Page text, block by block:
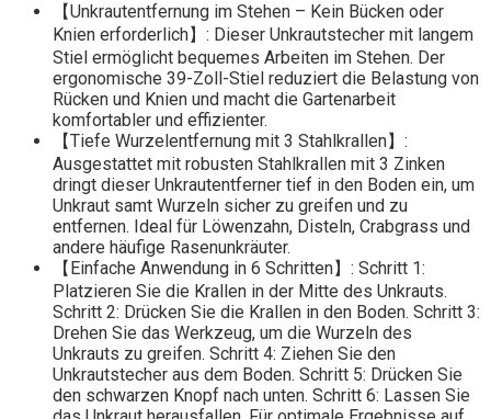
【Unkrautentfernung im Stehen – Kein Bücken oder
Knien erforderlich】: Dieser Unkrautstecher mit langem
Stiel ermöglicht bequemes Arbeiten im Stehen. Der
ergonomische 39-Zoll-Stiel reduziert die Belastung von
Rücken und Knien und macht die Gartenarbeit
komfortabler und effizienter.
【Tiefe Wurzelentfernung mit 3 Stahlkrallen】:
Ausgestattet mit robusten Stahlkrallen mit 3 Zinken
dringt dieser Unkrautentferner tief in den Boden ein, um
Unkraut samt Wurzeln sicher zu greifen und zu
entfernen. Ideal für Löwenzahn, Disteln, Crabgrass und
andere häufige Rasenunkräuter.
【Einfache Anwendung in 6 Schritten】: Schritt 1:
Platzieren Sie die Krallen in der Mitte des Unkrauts.
Schritt 2: Drücken Sie die Krallen in den Boden. Schritt 3:
Drehen Sie das Werkzeug, um die Wurzeln des
Unkrauts zu greifen. Schritt 4: Ziehen Sie den
Unkrautstecher aus dem Boden. Schritt 5: Drücken Sie
den schwarzen Knopf nach unten. Schritt 6: Lassen Sie